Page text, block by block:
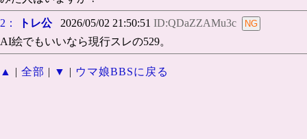
2： トレ公2026/05/02 21:50:51 ID:QDaZZAMu3c
AI絵でもいいなら現行スレの529。
▲ | 全部 | ▼ | ウマ娘BBSに戻る